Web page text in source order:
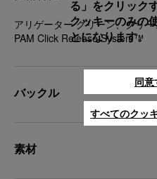
アリゲーター グリーン、グリー
PAM Click Release System™
バックル
素材
る」をクリック
クッキーのみの
とになります。
同意
すべてのクッ